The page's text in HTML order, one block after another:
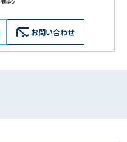
お問い合わせ
だくと
できます